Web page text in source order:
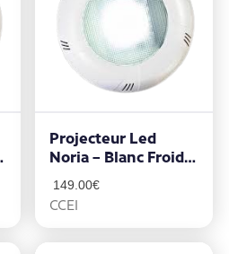
Projecteur Led
Noria – Blanc Froid
149.00€
CCEI